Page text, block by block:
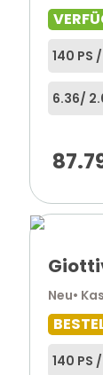
140 PS
6.36/
Neu•
140 PS